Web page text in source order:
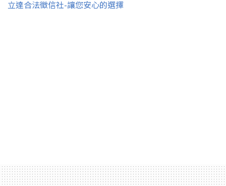
立達合法徵信社-讓您安心的選擇